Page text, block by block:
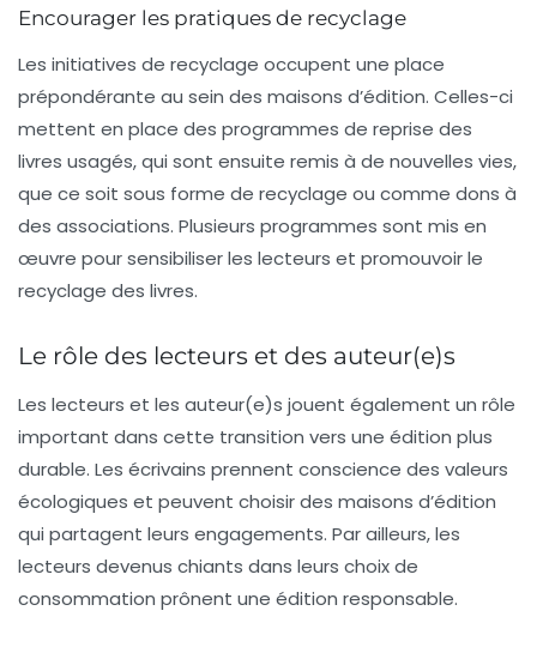
Encourager les pratiques de recyclage
Les initiatives de recyclage occupent une place
prépondérante au sein des maisons d’édition. Celles-ci
mettent en place des programmes de reprise des
livres usagés, qui sont ensuite remis à de nouvelles vies,
que ce soit sous forme de recyclage ou comme dons à
des associations. Plusieurs programmes sont mis en
œuvre pour sensibiliser les lecteurs et promouvoir le
recyclage des livres.
Le rôle des lecteurs et des auteur(e)s
Les lecteurs et les auteur(e)s jouent également un rôle
important dans cette transition vers une édition plus
durable. Les écrivains prennent conscience des valeurs
écologiques et peuvent choisir des maisons d’édition
qui partagent leurs engagements. Par ailleurs, les
lecteurs devenus chiants dans leurs choix de
consommation prônent une édition responsable.